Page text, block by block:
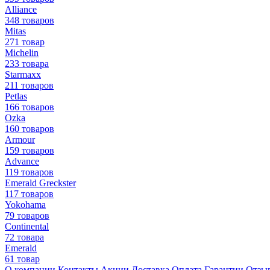
Alliance
348 товаров
Mitas
271 товар
Michelin
233 товара
Starmaxx
211 товаров
Petlas
166 товаров
Ozka
160 товаров
Armour
159 товаров
Advance
119 товаров
Emerald Greckster
117 товаров
Yokohama
79 товаров
Continental
72 товара
Emerald
61 товар